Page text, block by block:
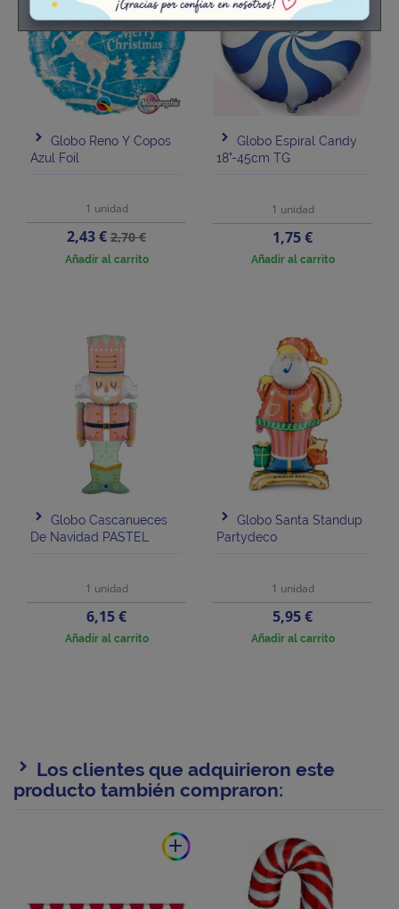
Globo Reno Y Copos
Azul Foil
1 unidad
Precio
2,43 €Precio
base
2,70 €
Añadir al carrito
-10%
Globo Espiral Candy
18"-45cm TG
1 unidad
Precio
1,75 €
Añadir al carrito
Globo Cascanueces
De Navidad PASTEL
1 unidad
Precio
6,15 €
Añadir al carrito
Globo Santa Standup
Partydeco
1 unidad
Precio
5,95 €
Añadir al carrito
Los clientes que adquirieron este
producto también compraron:
add